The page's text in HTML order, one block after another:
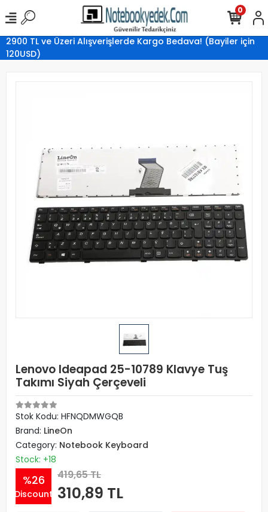
2900 TL ve Üzeri Alışverişlerde Kargo Bedava! (Bayiler için
120USD)
0
Lenovo Ideapad 25-10789 Klavye Tuş
Takımı Siyah Çerçeveli
Stok Kodu: HFNQDMWGQB
Brand: LineOn
Category: Notebook Keyboard
Stock: +18
%26
Discount
419,65 TL
310,89 TL